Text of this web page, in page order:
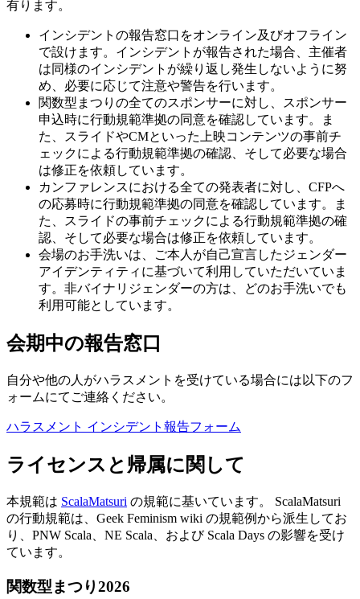
有ります。
インシデントの報告窓口をオンライン及びオフライン
で設けます。インシデントが報告された場合、主催者
は同様のインシデントが繰り返し発生しないように努
め、必要に応じて注意や警告を行います。
関数型まつりの全てのスポンサーに対し、スポンサー
申込時に行動規範準拠の同意を確認しています。ま
た、スライドやCMといった上映コンテンツの事前チ
ェックによる行動規範準拠の確認、そして必要な場合
は修正を依頼しています。
カンファレンスにおける全ての発表者に対し、CFPへ
の応募時に行動規範準拠の同意を確認しています。ま
た、スライドの事前チェックによる行動規範準拠の確
認、そして必要な場合は修正を依頼しています。
会場のお手洗いは、ご本人が自己宣言したジェンダー
アイデンティティに基づいて利用していただいていま
す。非バイナリジェンダーの方は、どのお手洗いでも
利用可能としています。
会期中の報告窓口
自分や他の人がハラスメントを受けている場合には以下のフ
ォームにてご連絡ください。
ハラスメント インシデント報告フォーム
ライセンスと帰属に関して
本規範は ScalaMatsuri の規範に基いています。 ScalaMatsuri
の行動規範は、Geek Feminism wiki の規範例から派生してお
り、PNW Scala、NE Scala、および Scala Days の影響を受け
ています。
関数型まつり2026